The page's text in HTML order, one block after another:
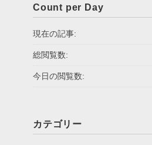
Count per Day
現在の記事:
総閲覧数:
今日の閲覧数:
カテゴリー